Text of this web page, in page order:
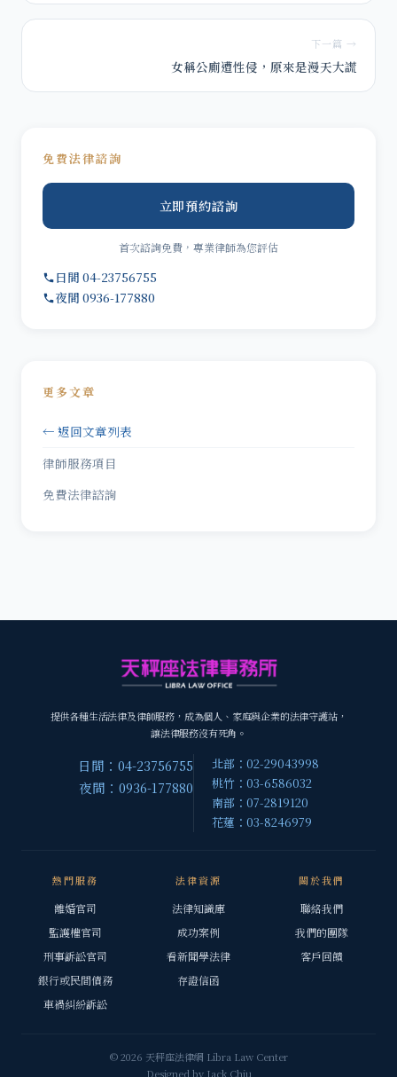
下一篇 →
女稱公廁遭性侵，原來是漫天大謊
免費法律諮詢
立即預約諮詢
首次諮詢免費，專業律師為您評估
日間 04-23756755
夜間 0936-177880
更多文章
← 返回文章列表
律師服務項目
免費法律諮詢
提供各種生活法律及律師服務，成為個人、家庭與企業的法律守護站，
讓法律服務沒有死角。
日間：04-23756755
夜間：0936-177880
北部：02-29043998
桃竹：03-6586032
南部：07-2819120
花蓮：03-8246979
熱門服務
離婚官司
監護權官司
刑事訴訟官司
銀行或民間債務
車禍糾紛訴訟
法律資源
法律知識庫
成功案例
看新聞學法律
存證信函
關於我們
聯絡我們
我們的團隊
客戶回饋
© 2026 天秤座法律網 Libra Law Center
Designed by Jack Chiu